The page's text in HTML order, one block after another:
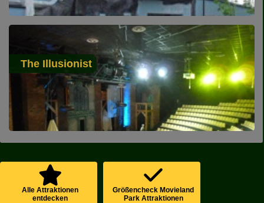
The Illusionist
Alle Attraktionen
entdecken
Größencheck Movieland
Park Attraktionen